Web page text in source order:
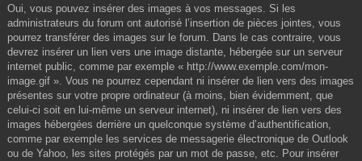
Oui, vous pouvez insérer des images à vos messages. Si les
administrateurs du forum ont autorisé l’insertion de pièces jointes, vous
pourrez transférer des images sur le forum. Dans le cas contraire, vous
devrez insérer un lien vers une image distante, hébergée sur un serveur
internet public, comme par exemple « http://www.exemple.com/mon-
image.gif ». Vous ne pourrez cependant ni insérer de lien vers des images
présentes sur votre propre ordinateur (à moins, bien évidemment, que
celui-ci soit en lui-même un serveur internet), ni insérer de lien vers des
images hébergées derrière un quelconque système d’authentification,
comme par exemple les services de messagerie électronique de Outlook
ou de Yahoo, les sites protégés par un mot de passe, etc. Pour insérer